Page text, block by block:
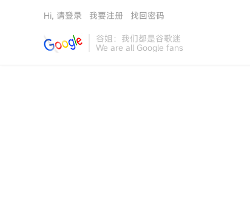
谷姐：我们都是谷歌迷
We are all Google fans
Hi, 请登录 我要注册 找回密码